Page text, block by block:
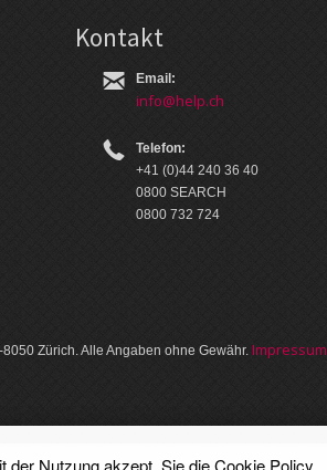
Kontakt
Email:
info@help.ch
Telefon:
+41 (0)44 240 36 40
0800 SEARCH
0800 732 724
Zürich. Alle Angaben ohne Gewähr. Im­pres­sum
der Nutzung akzept. Sie dieCookie Policy